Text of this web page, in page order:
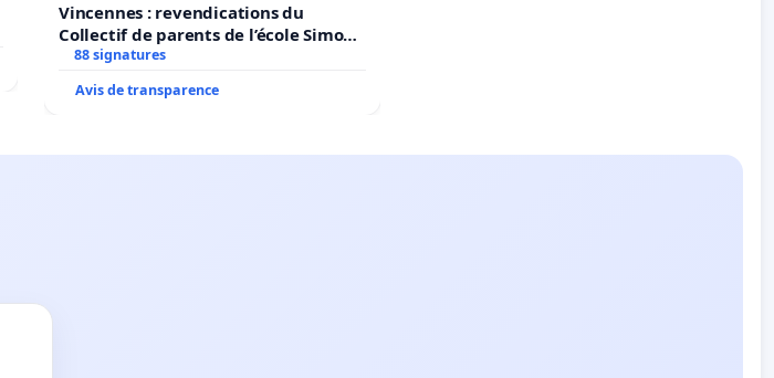
Vincennes : revendications du
Collectif de parents de l’école Simone
Veil
88 signatures
Avis de transparence